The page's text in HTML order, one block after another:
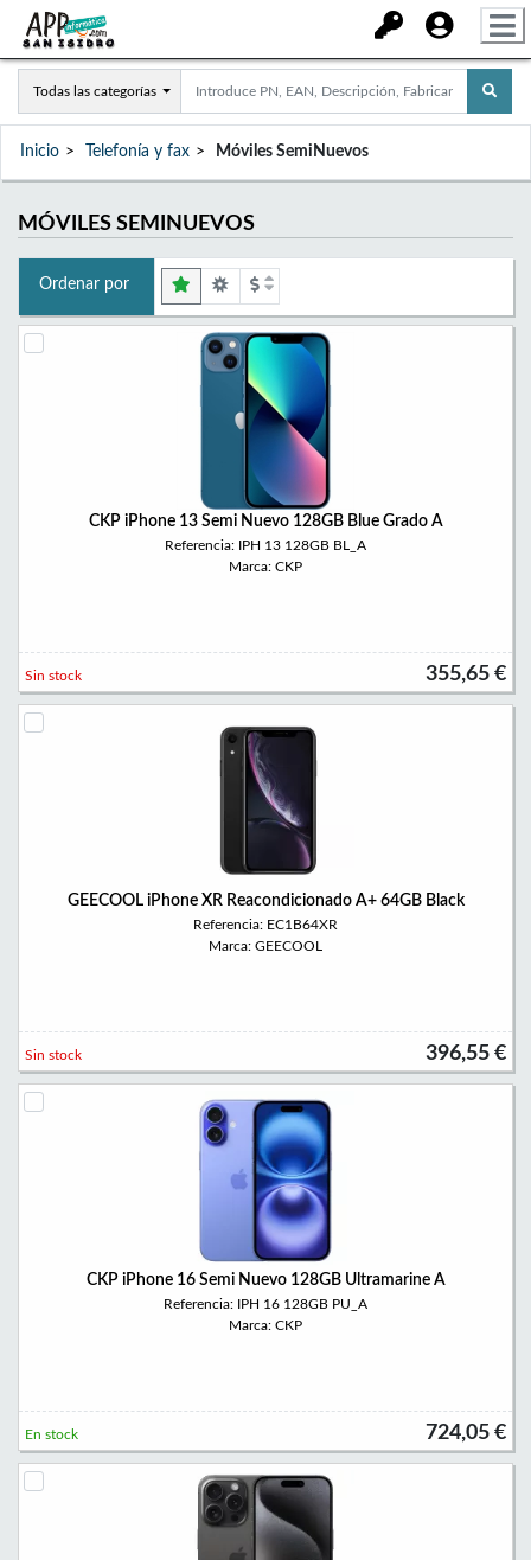
Todas las categorías
Inicio Telefonía y fax Móviles SemiNuevos
MÓVILES SEMINUEVOS
Ordenar por
CKP iPhone 13 Semi Nuevo 128GB Blue Grado A
Referencia: IPH 13 128GB BL_A
Marca: CKP
355,65 €
Sin stock
GEECOOL iPhone XR Reacondicionado A+ 64GB Black
Referencia: EC1B64XR
Marca: GEECOOL
396,55 €
Sin stock
CKP iPhone 16 Semi Nuevo 128GB Ultramarine A
Referencia: IPH 16 128GB PU_A
Marca: CKP
724,05 €
En stock